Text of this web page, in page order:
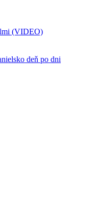
(VIDEO)
deň po dni